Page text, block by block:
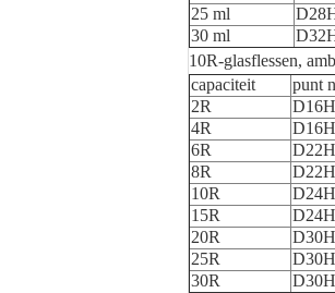
25 ml
30 ml
10R-glasflessen,
capaciteit
punt
2R
4R
6R
8R
10R
15R
20R
25R
30R